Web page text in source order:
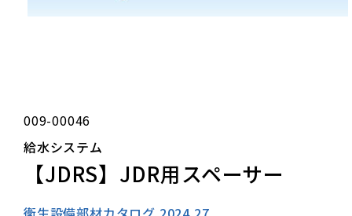
009-00046
給水システム
【JDRS】JDR用スペーサー